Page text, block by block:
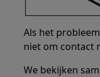
Als het
niet om contact
We bekijken